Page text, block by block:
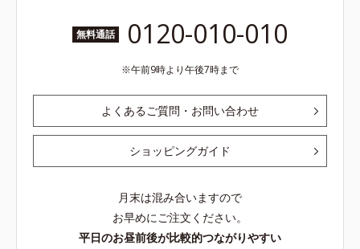
無料通話 0120-010-010
午前9時より午後7時まで
よくあるご質問・お問い合わせ
ショッピングガイド
月末は混み合いますので
お早めにご注文ください。
平日のお昼前後が比較的つながりやすい